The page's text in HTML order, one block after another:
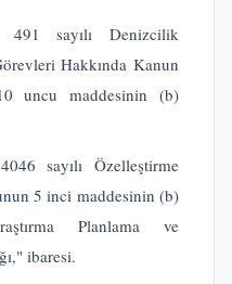
sayılı Denizcilik
Hakkında Kanun
uncu maddesinin (b)
sayılı Özelleştirme
5 inci maddesinin (b)
Planlama ve
ibaresi.